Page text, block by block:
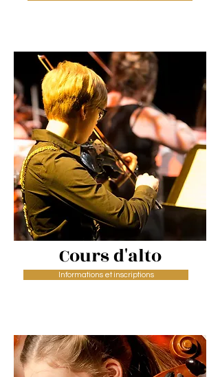
Cours d'alto
Informations et inscriptions